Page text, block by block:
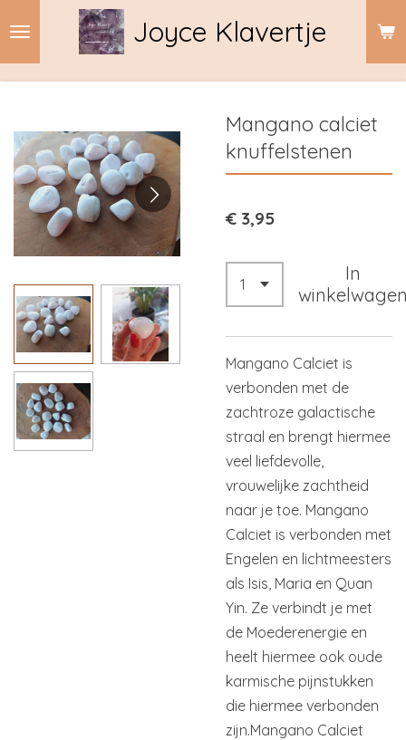
Joyce Klavertje
Mangano calciet
knuffelstenen
€ 3,95
In
Mangano Calciet is
verbonden met de
zachtroze galactische
straal en brengt hiermee
veel liefdevolle,
vrouwelijke zachtheid
naar je toe. Mangano
Calciet is verbonden met
Engelen en lichtmeesters
als Isis, Maria en Quan
Yin. Ze verbindt je met
de Moederenergie en
heelt hiermee ook oude
karmische pijnstukken
die hiermee verbonden
zijn.Mangano Calciet